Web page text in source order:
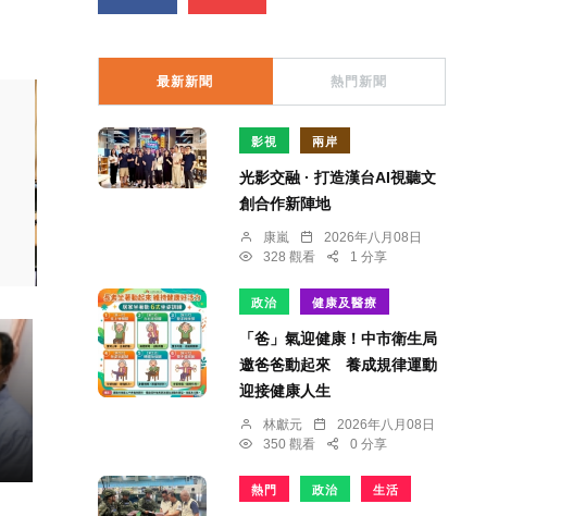
最新新聞 熱門新聞
影視 兩岸
光影交融 · 打造漢台AI視聽文
創合作新陣地
康嵐
2026年八月08日
328 觀看
1 分享
政治 健康及醫療
「爸」氣迎健康！中市衛生局
邀爸爸動起來 養成規律運動
迎接健康人生
林獻元
2026年八月08日
350 觀看
0 分享
熱門 政治 生活